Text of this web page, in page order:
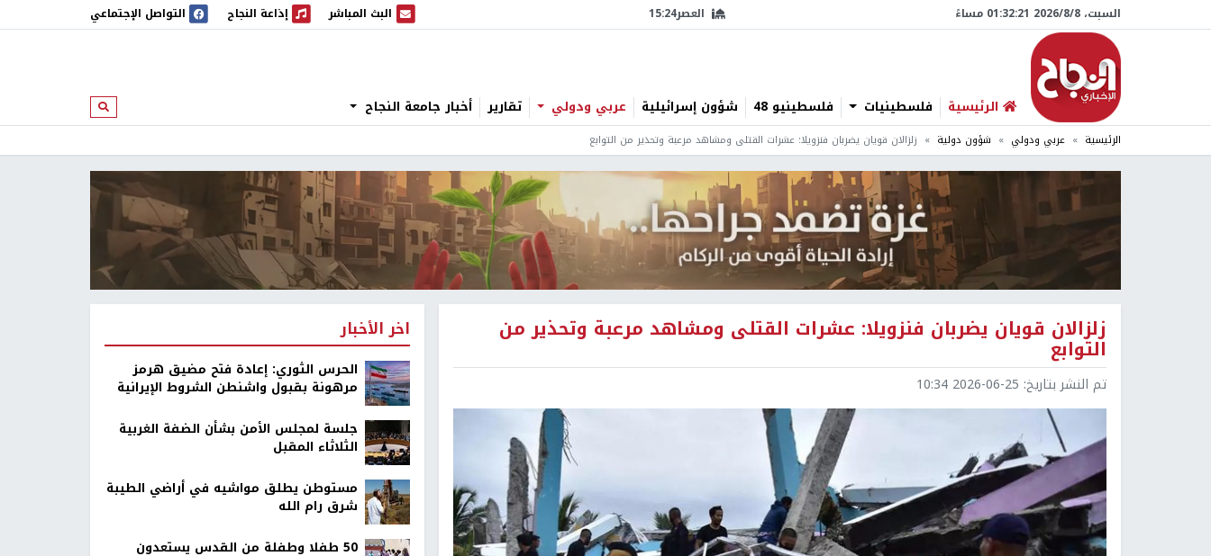
السبت، 8/‏8/‏2026 01:32:22 مساءً العصر15:24 البث المباشر
البث المباشر إذاعة النجاح
إذاعة النجاح التواصل الإجتماعي
الرئيسية فلسطينيات فلسطينيو 48 شؤون إسرائيلية عربي ودولي تقارير أخبار جامعة النجاح ابحث
الرئيسية عربي ودولي شؤون دولية زلزالان قويان يضربان فنزويلا: عشرات القتلى ومشاهد مرعبة وتحذير من التوابع
زلزالان قويان يضربان فنزويلا: عشرات القتلى ومشاهد مرعبة وتحذير من
التوابع
تم النشر بتاريخ: 2026-06-25 10:34
اخر الأخبار
الحرس الثوري: إعادة فتح مضيق هرمز
مرهونة بقبول واشنطن الشروط الإيرانية
جلسة لمجلس الأمن بشأن الضفة الغربية
الثلاثاء المقبل
مستوطن يطلق مواشيه في أراضي الطيبة
شرق رام الله
50 طفلا وطفلة من القدس يستعدون